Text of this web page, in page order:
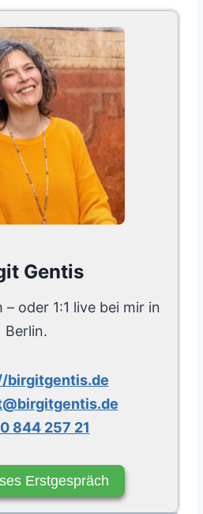
Gentis
oder 1:1 live bei mir in
Berlin.
birgitgentis.de
844 257 21
Erstgespräch